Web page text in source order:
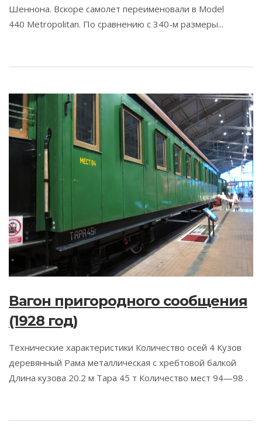
Шеннона. Вскоре самолет переименовали в Model
440 Metropolitan. По сравнению с 340-м размеры...
Вагон пригородного сообщения
(1928 год)
Технические характеристики Количество осей 4 Кузов
деревянный Рама металлическая с хребтовой балкой
Длина кузова 20.2 м Тара 45 т Количество мест 94—98 .